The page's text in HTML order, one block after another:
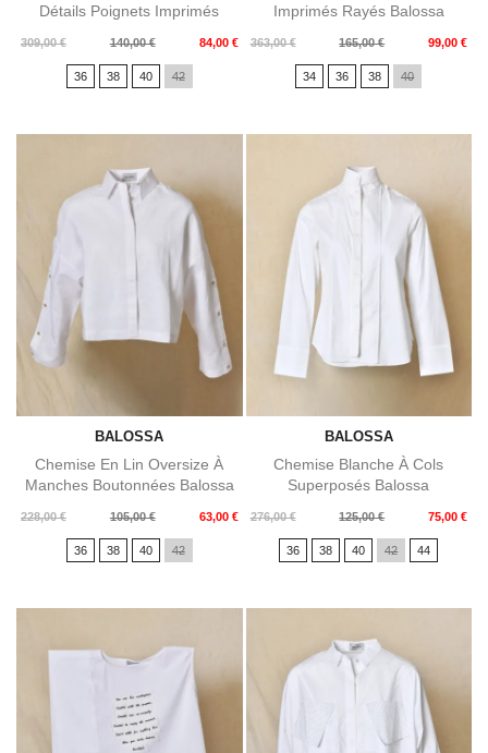
Détails Poignets Imprimés
309,00 €
Prix
140,00 € 84,00 €
Prix
36 38 40 42
Imprimés Rayés Balossa
363,00 €
Prix
165,00 € 99,00 €
Prix
34 36 38 40
BALOSSA
Chemise En Lin Oversize À
Manches Boutonnées Balossa
228,00 €
Prix
105,00 € 63,00 €
Prix
36 38 40 42
BALOSSA
Chemise Blanche À Cols
Superposés Balossa
276,00 €
Prix
125,00 € 75,00 €
Prix
36 38 40 42 44